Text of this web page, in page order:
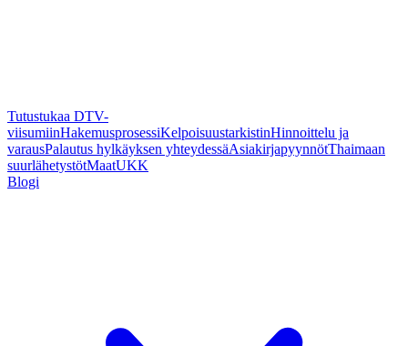
Tutustukaa DTV-
viisumiinHakemusprosessiKelpoisuustarkistinHinnoittelu ja
varausPalautus hylkäyksen yhteydessäAsiakirjapyynnötThaimaan
suurlähetystötMaatUKK
Blogi